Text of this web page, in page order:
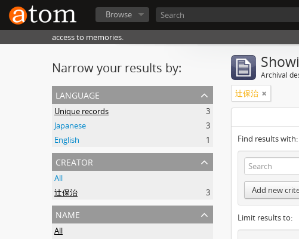
Browse
access to memories.
Narrow your results by:
language
Unique records
3
Japanese
3
English
1
creator
All
辻保治
3
name
All
Archival
辻保治
Find results with:
Add new
Limit results to: